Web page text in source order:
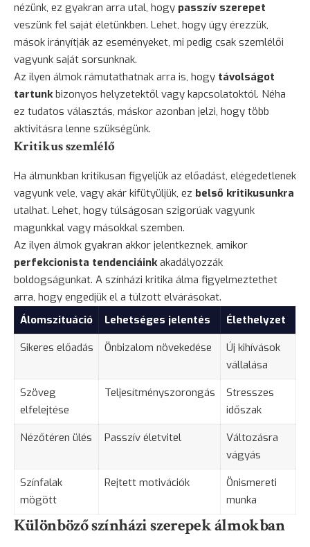
nézünk, ez gyakran arra utal, hogy passzív szerepet
veszünk fel saját életünkben. Lehet, hogy úgy érezzük,
mások irányítják az eseményeket, mi pedig csak szemlélői
vagyunk saját sorsunknak.
Az ilyen álmok rámutathatnak arra is, hogy távolságot
tartunkbizonyos helyzetektől vagy kapcsolatoktól. Néha
ez tudatos választás, máskor azonban jelzi, hogy több
aktivitásra lenne szükségünk.
Kritikus szemlélő
Ha álmunkban kritikusan figyeljük az előadást, elégedetlenek
vagyunk vele, vagy akár kifütyüljük, ez belső kritikusunkra
utalhat. Lehet, hogy túlságosan szigorúak vagyunk
magunkkal vagy másokkal szemben.
Az ilyen álmok gyakran akkor jelentkeznek, amikor
perfekcionista tendenciáinkakadályozzák
boldogságunkat. A színházi kritika álma figyelmeztethet
arra, hogy engedjük el a túlzott elvárásokat.
Álomszituáció
Lehetséges jelentés
Élethelyzet
Sikeres előadás
Önbizalom növekedése
Új kihívások
vállalása
Szöveg
elfelejtése
Teljesítményszorongás
Stresszes
időszak
Nézőtéren ülés
Passzív életvitel
Változásra
vágyás
Színfalak
mögött
Rejtett motivációk
Önismereti
munka
Különböző színházi szerepek álmokban